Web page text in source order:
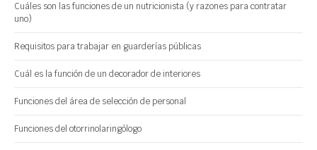
Cuáles son las funciones de un nutricionista (y razones para contratar
uno)
Requisitos para trabajar en guarderías públicas
Cuál es la función de un decorador de interiores
Funciones del área de selección de personal
Funciones del otorrinolaringólogo